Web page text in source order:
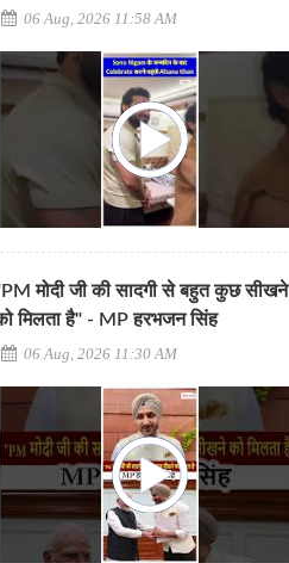
06 Aug, 2026 11:58 AM
मोदी जी की सादगी से बहुत कुछ सीखने
मिलता है" - MP हरभजन सिंह
06 Aug, 2026 11:30 AM